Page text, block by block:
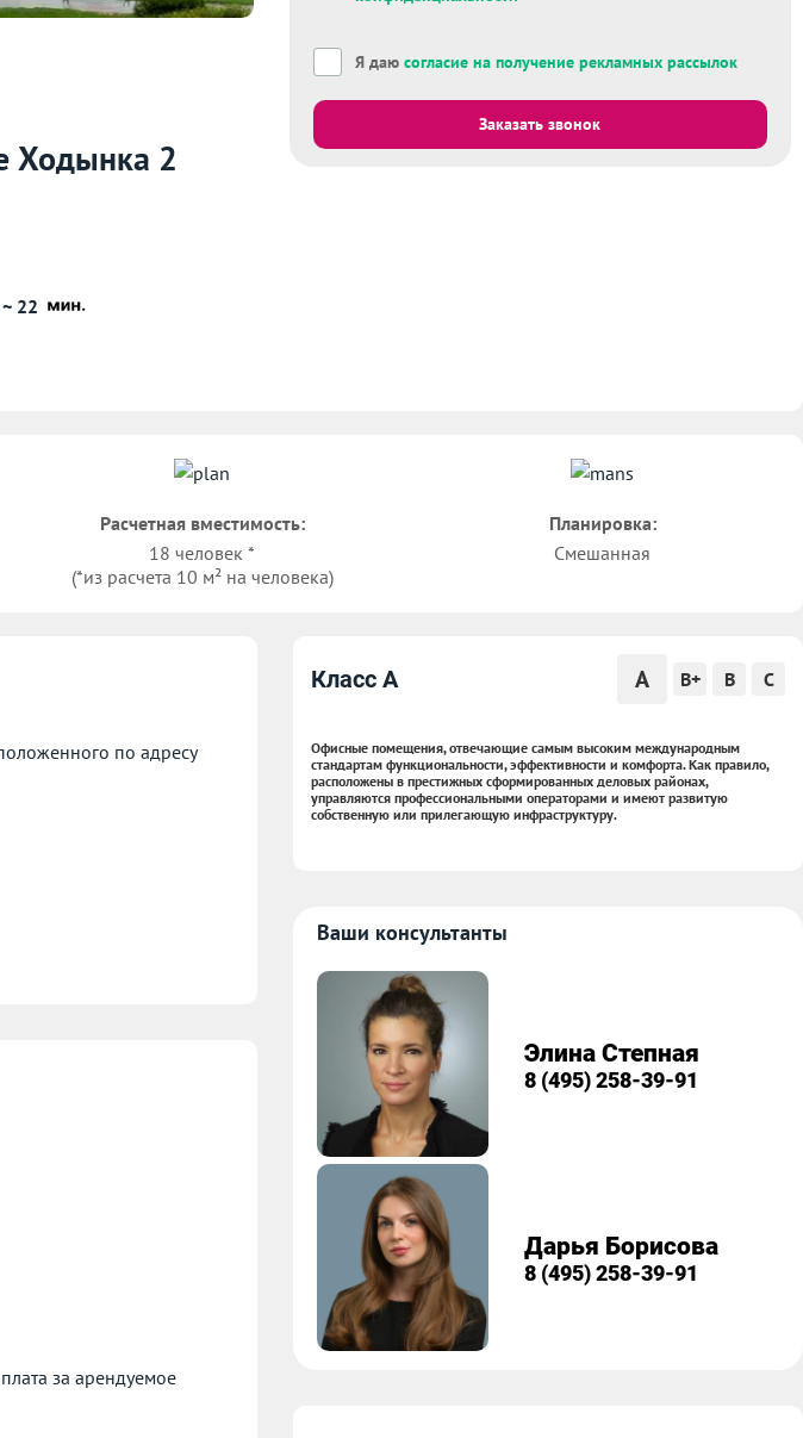
Ходынка 2
22
Я даю согласие на получение рекламных рассылок
Заказать звонок
Расчетная вместимость:
18 человек *
(*из расчета 10 м² на человека)
Планировка:
Смешанная
по адресу
за арендуемое
Класс A A B+ B C
Офисные помещения, отвечающие самым высоким международным
стандартам функциональности, эффективности и комфорта. Как правило,
расположены в престижных сформированных деловых районах,
управляются профессиональными операторами и имеют развитую
собственную или прилегающую инфраструктуру.
Ваши консультанты
Элина Степная
8 (495) 258-39-91
Дарья Борисова
8 (495) 258-39-91